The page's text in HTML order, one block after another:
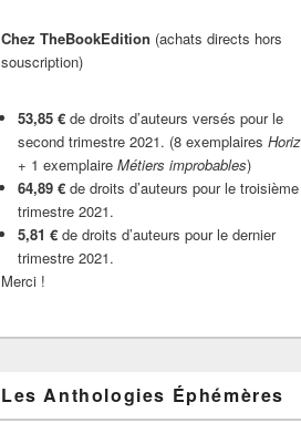
Chez TheBookEdition (achats directs hors
souscription)
53,85 € de droits d’auteurs versés pour le
second trimestre 2021. (8 exemplaires
+ 1 exemplaire Métiers improbables)
64,89 € de droits d’auteurs pour le troisième
trimestre 2021.
5,81 € de droits d’auteurs pour le dernier
trimestre 2021.
Merci !
Les Anthologies Éphémères